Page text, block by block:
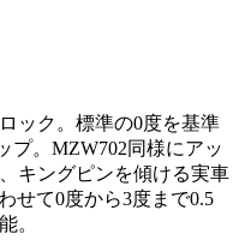
ック。標準の0度を基準
プ。MZW702同様にアッ
キングピンを傾ける実車
せて0度から3度まで0.5
。